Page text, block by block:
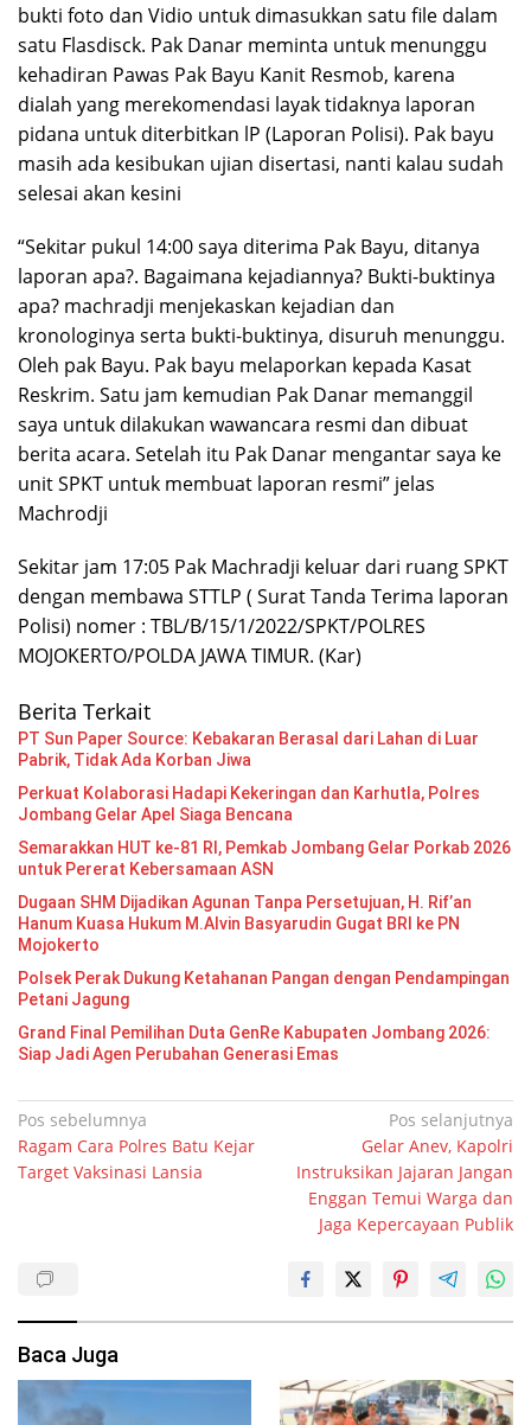
bukti foto dan Vidio untuk dimasukkan satu file dalam
satu Flasdisck. Pak Danar meminta untuk menunggu
kehadiran Pawas Pak Bayu Kanit Resmob, karena
dialah yang merekomendasi layak tidaknya laporan
pidana untuk diterbitkan lP (Laporan Polisi). Pak bayu
masih ada kesibukan ujian disertasi, nanti kalau sudah
selesai akan kesini
“Sekitar pukul 14:00 saya diterima Pak Bayu, ditanya
laporan apa?. Bagaimana kejadiannya? Bukti-buktinya
apa? machradji menjekaskan kejadian dan
kronologinya serta bukti-buktinya, disuruh menunggu.
Oleh pak Bayu. Pak bayu melaporkan kepada Kasat
Reskrim. Satu jam kemudian Pak Danar memanggil
saya untuk dilakukan wawancara resmi dan dibuat
berita acara. Setelah itu Pak Danar mengantar saya ke
unit SPKT untuk membuat laporan resmi” jelas
Machrodji
Sekitar jam 17:05 Pak Machradji keluar dari ruang SPKT
dengan membawa STTLP ( Surat Tanda Terima laporan
Polisi) nomer : TBL/B/15/1/2022/SPKT/POLRES
MOJOKERTO/POLDA JAWA TIMUR. (Kar)
Berita Terkait
PT Sun Paper Source: Kebakaran Berasal dari Lahan di Luar
Pabrik, Tidak Ada Korban Jiwa
Perkuat Kolaborasi Hadapi Kekeringan dan Karhutla, Polres
Jombang Gelar Apel Siaga Bencana
Semarakkan HUT ke-81 RI, Pemkab Jombang Gelar Porkab 2026
untuk Pererat Kebersamaan ASN
Dugaan SHM Dijadikan Agunan Tanpa Persetujuan, H. Rif’an
Hanum Kuasa Hukum M.Alvin Basyarudin Gugat BRI ke PN
Mojokerto
Polsek Perak Dukung Ketahanan Pangan dengan Pendampingan
Petani Jagung
Grand Final Pemilihan Duta GenRe Kabupaten Jombang 2026:
Siap Jadi Agen Perubahan Generasi Emas
Navigasi
pos
Pos sebelumnya
Ragam Cara Polres Batu Kejar
Target Vaksinasi Lansia
Pos selanjutnya
Gelar Anev, Kapolri
Instruksikan Jajaran Jangan
Enggan Temui Warga dan
Jaga Kepercayaan Publik
Baca Juga